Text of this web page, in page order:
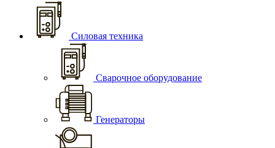
Силовая техника
Сварочное оборудование
Генераторы